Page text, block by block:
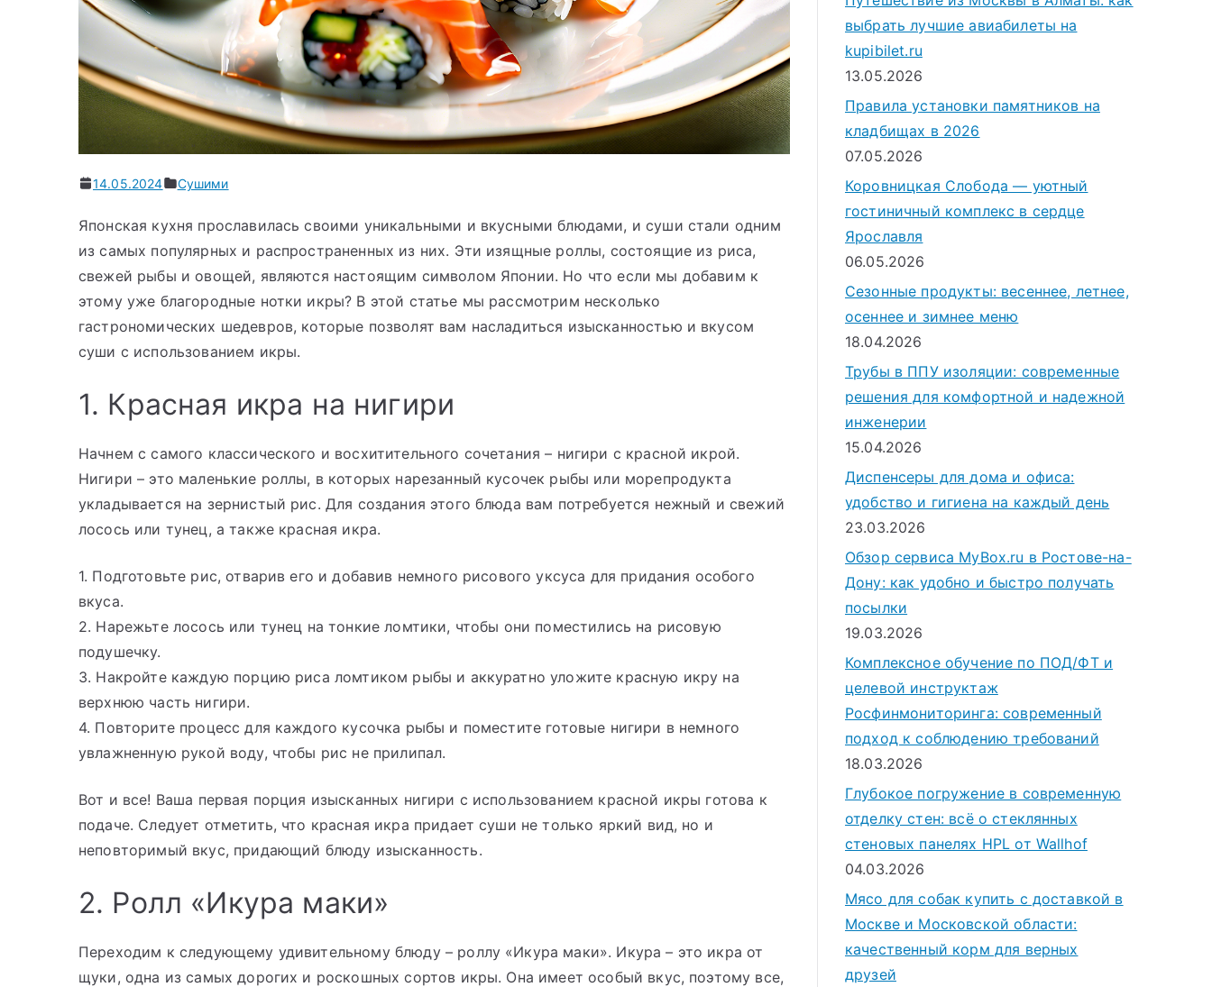
14.05.2024 Сушими
Японская кухня прославилась своими уникальными и вкусными блюдами, и суши стали одним
из самых популярных и распространенных из них. Эти изящные роллы, состоящие из риса,
свежей рыбы и овощей, являются настоящим символом Японии. Но что если мы добавим к
этому уже благородные нотки икры? В этой статье мы рассмотрим несколько
гастрономических шедевров, которые позволят вам насладиться изысканностью и вкусом
суши с использованием икры.
1. Красная икра на нигири
Начнем с самого классического и восхитительного сочетания – нигири с красной икрой.
Нигири – это маленькие роллы, в которых нарезанный кусочек рыбы или морепродукта
укладывается на зернистый рис. Для создания этого блюда вам потребуется нежный и свежий
лосось или тунец, а также красная икра.
1. Подготовьте рис, отварив его и добавив немного рисового уксуса для придания особого
вкуса.
2. Нарежьте лосось или тунец на тонкие ломтики, чтобы они поместились на рисовую
подушечку.
3. Накройте каждую порцию риса ломтиком рыбы и аккуратно уложите красную икру на
верхнюю часть нигири.
4. Повторите процесс для каждого кусочка рыбы и поместите готовые нигири в немного
увлажненную рукой воду, чтобы рис не прилипал.
Вот и все! Ваша первая порция изысканных нигири с использованием красной икры готова к
подаче. Следует отметить, что красная икра придает суши не только яркий вид, но и
неповторимый вкус, придающий блюду изысканность.
2. Ролл «Икура маки»
Переходим к следующему удивительному блюду – роллу «Икура маки». Икура – это икра от
щуки, одна из самых дорогих и роскошных сортов икры. Она имеет особый вкус, поэтому все,
выбрать лучшие авиабилеты на
kupibilet.ru
13.05.2026
Правила установки памятников на
кладбищах в 2026
07.05.2026
Коровницкая Слобода — уютный
гостиничный комплекс в сердце
Ярославля
06.05.2026
Сезонные продукты: весеннее, летнее,
осеннее и зимнее меню
18.04.2026
Трубы в ППУ изоляции: современные
решения для комфортной и надежной
инженерии
15.04.2026
Диспенсеры для дома и офиса:
удобство и гигиена на каждый день
23.03.2026
Обзор сервиса MyBox.ru в Ростове-на-
Дону: как удобно и быстро получать
посылки
19.03.2026
Комплексное обучение по ПОД/ФТ и
целевой инструктаж
Росфинмониторинга: современный
подход к соблюдению требований
18.03.2026
Глубокое погружение в современную
отделку стен: всё о стеклянных
стеновых панелях HPL от Wallhof
04.03.2026
Мясо для собак купить с доставкой в
Москве и Московской области:
качественный корм для верных
друзей